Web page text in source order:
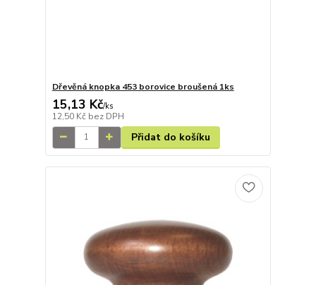
Dřevěná knopka 453 borovice broušená 1ks
15,13 Kč/ks
12,50 Kč bez DPH
Přidat do košíku